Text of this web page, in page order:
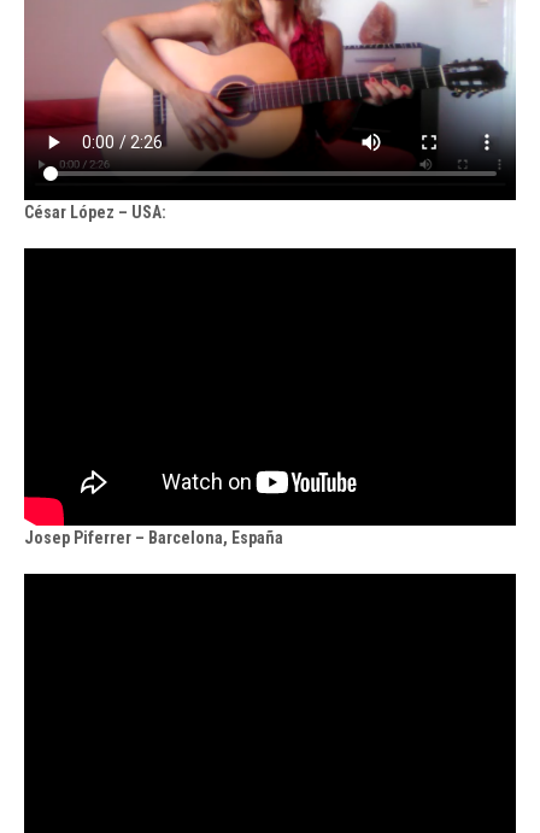
César López – USA:
Josep Piferrer – Barcelona, España